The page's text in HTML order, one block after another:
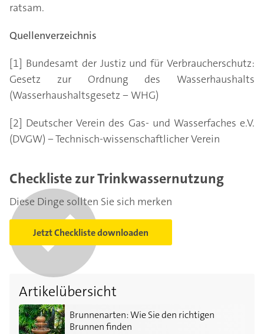
ratsam.
Quellenverzeichnis
[1] Bundesamt der Justiz und für Verbraucherschutz:
Gesetz zur Ordnung des Wasserhaushalts
(Wasserhaushaltsgesetz − WHG)
[2] Deutscher Verein des Gas- und Wasserfaches e.V.
(DVGW) − Technisch-wissenschaftlicher Verein
Checkliste zur Trinkwassernutzung
Diese Dinge sollten Sie sich merken
Jetzt Checkliste downloaden
Artikelübersicht
Brunnenarten: Wie Sie den richtigen
Brunnen finden
Brunnenarten: Wie Sie den richtigen Brunnen finden